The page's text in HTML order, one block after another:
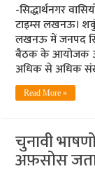
-सिद्धार्थनगर
टाइम्स लखनऊ।
लखनऊ में जनपद
बैठक के आयोजक
अधिक से अधिक
Read More »
चुनावी
अफ़सोस